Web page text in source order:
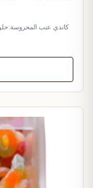
كاندي عنب